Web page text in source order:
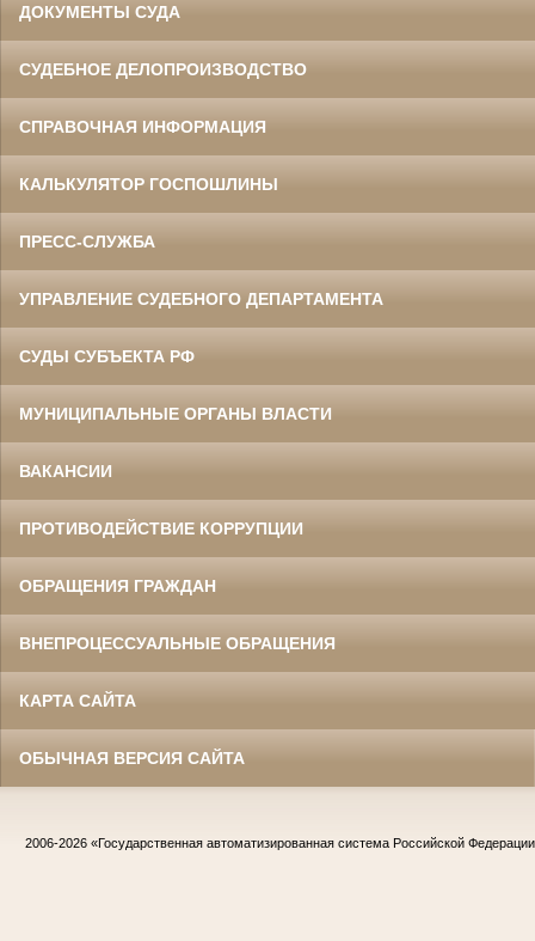
ДОКУМЕНТЫ СУДА
СУДЕБНОЕ ДЕЛОПРОИЗВОДСТВО
СПРАВОЧНАЯ ИНФОРМАЦИЯ
КАЛЬКУЛЯТОР ГОСПОШЛИНЫ
ПРЕСС-СЛУЖБА
УПРАВЛЕНИЕ СУДЕБНОГО ДЕПАРТАМЕНТА
СУДЫ СУБЪЕКТА РФ
МУНИЦИПАЛЬНЫЕ ОРГАНЫ ВЛАСТИ
ВАКАНСИИ
ПРОТИВОДЕЙСТВИЕ КОРРУПЦИИ
ОБРАЩЕНИЯ ГРАЖДАН
ВНЕПРОЦЕССУАЛЬНЫЕ ОБРАЩЕНИЯ
КАРТА САЙТА
ОБЫЧНАЯ ВЕРСИЯ САЙТА
2006-2026 «Государственная автоматизированная система Российской